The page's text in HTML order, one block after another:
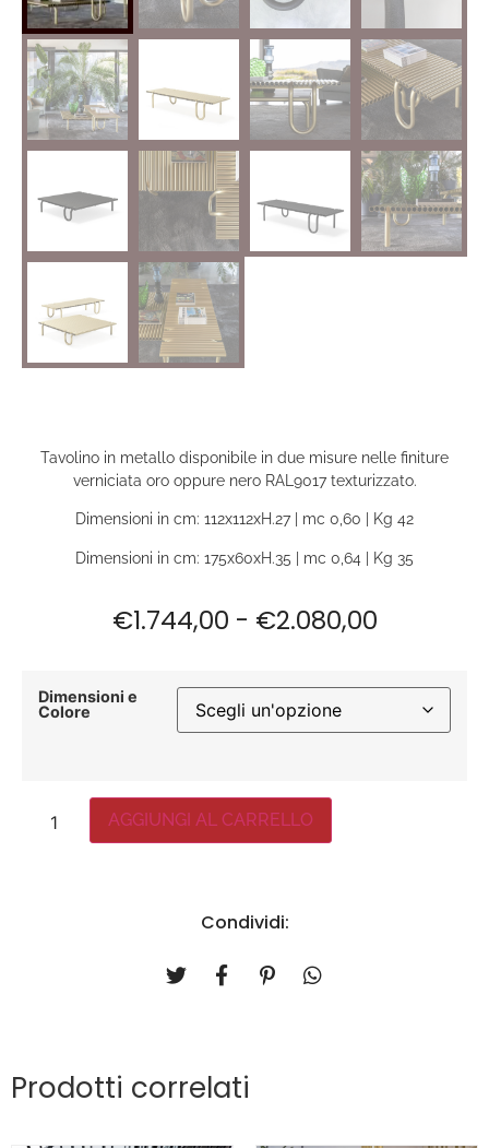
Tavolino in metallo disponibile in due misure nelle finiture
verniciata oro oppure nero RAL9017 texturizzato.
Dimensioni in cm: 112x112xH.27 | mc 0,60 | Kg 42
Dimensioni in cm: 175x60xH.35 | mc 0,64 | Kg 35
€1.744,00 - €2.080,00
Dimensioni e
Colore
AGGIUNGI AL CARRELLO
Condividi:
Prodotti correlati